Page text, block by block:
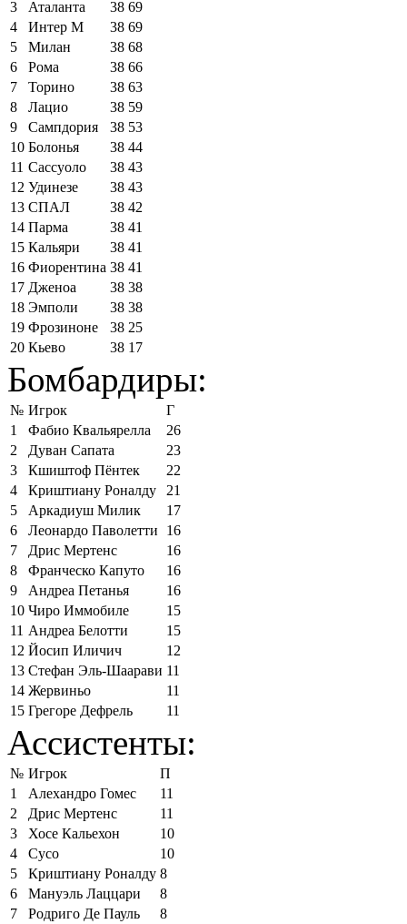
3
Аталанта 38 69
4
Интер М 38 69
5
Милан 38 68
6
Рома 38 66
7
Торино 38 63
8
Лацио 38 59
9
Сампдория 38 53
10 Болонья 38 44
11 Сассуоло 38 43
12 Удинезе 38 43
13 СПАЛ 38 42
14 Парма 38 41
15 Кальяри 38 41
16 Фиорентина 38 41
17 Дженоа 38 38
18 Эмполи 38 38
19 Фрозиноне 38 25
20 Кьево 38 17
Бомбардиры:
№ Игрок
Г
1
Фабио Квальярелла
26
2
Дуван Сапата
23
3
Кшиштоф Пёнтек
22
4
Криштиану Роналду
21
5
Аркадиуш Милик
17
6
Леонардо Паволетти
16
7
Дрис Мертенс
16
8
Франческо Капуто
16
9
Андреа Петанья
16
10 Чиро Иммобиле
15
11 Андреа Белотти
15
12 Йосип Иличич
12
13 Стефан Эль-Шаарави 11
14 Жервиньо
11
15 Грегоре Дефрель 11
Ассистенты:
№ Игрок
П
1
Алехандро Гомес
11
2
Дрис Мертенс
11
3
Хосе Кальехон
10
4
Сусо
10
5
Криштиану Роналду 8
6
Мануэль Лаццари
8
7
Родриго Де Пауль
8